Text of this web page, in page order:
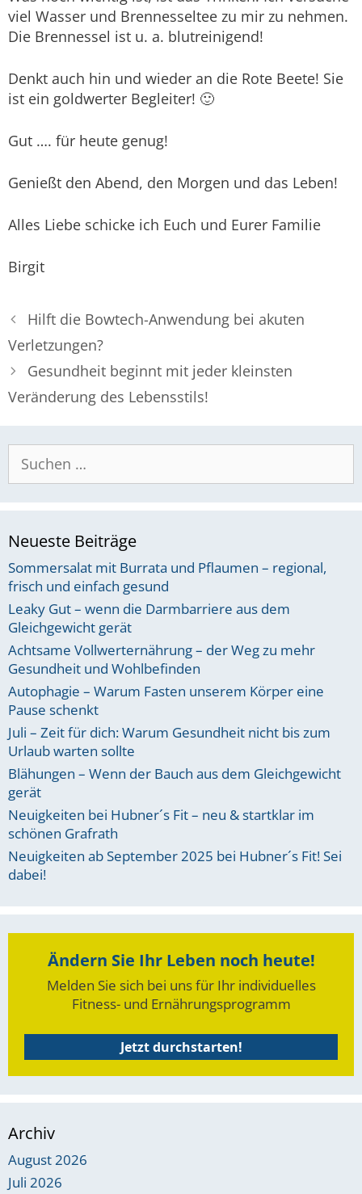
viel Wasser und Brennesseltee zu mir zu nehmen.
Die Brennessel ist u. a. blutreinigend!
Denkt auch hin und wieder an die Rote Beete! Sie
ist ein goldwerter Begleiter! 🙂
Gut …. für heute genug!
Genießt den Abend, den Morgen und das Leben!
Alles Liebe schicke ich Euch und Eurer Familie
Birgit
Hilft die Bowtech-Anwendung bei akuten
Verletzungen?
Gesundheit beginnt mit jeder kleinsten
Veränderung des Lebensstils!
nach:
Neueste Beiträge
Sommersalat mit Burrata und Pflaumen – regional,
frisch und einfach gesund
Leaky Gut – wenn die Darmbarriere aus dem
Gleichgewicht gerät
Achtsame Vollwerternährung – der Weg zu mehr
Gesundheit und Wohlbefinden
Autophagie – Warum Fasten unserem Körper eine
Pause schenkt
Juli – Zeit für dich: Warum Gesundheit nicht bis zum
Urlaub warten sollte
Blähungen – Wenn der Bauch aus dem Gleichgewicht
gerät
Neuigkeiten bei Hubner´s Fit – neu & startklar im
schönen Grafrath
Neuigkeiten ab September 2025 bei Hubner´s Fit! Sei
dabei!
Ändern Sie Ihr Leben noch heute!
Melden Sie sich bei uns für Ihr individuelles
Fitness- und Ernährungsprogramm
Jetzt durchstarten!
Archiv
August 2026
Juli 2026